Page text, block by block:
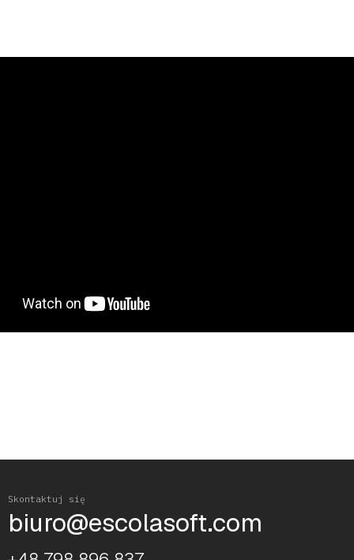
Skontaktuj się
biuro@escolasoft.com